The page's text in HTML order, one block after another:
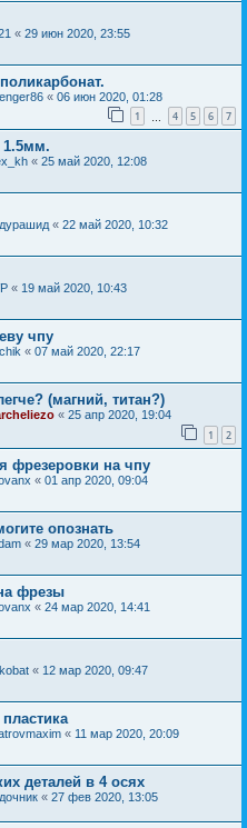
« 29 июн 2020, 23:55
« 06 июн 2020, 01:28
1 4 5 6 7
1.5мм.
« 25 май 2020, 12:08
« 22 май 2020, 10:32
« 19 май 2020, 10:43
чпу
« 07 май 2020, 22:17
(магний, титан?)
« 25 апр 2020, 19:04
1 2
фрезеровки на чпу
« 01 апр 2020, 09:04
опознать
« 29 мар 2020, 13:54
фрезы
« 24 мар 2020, 14:41
« 12 мар 2020, 09:47
« 11 мар 2020, 20:09
деталей в 4 осях
« 27 фев 2020, 13:05